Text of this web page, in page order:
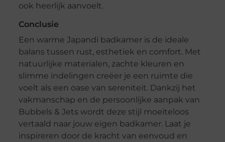
ook heerlijk aanvoelt.
Conclusie
Een warme Japandi badkamer is de ideale
balans tussen rust, esthetiek en comfort. Met
natuurlijke materialen, zachte kleuren en
slimme indelingen creëer je een ruimte die
voelt als een oase van sereniteit. Dankzij het
vakmanschap en de persoonlijke aanpak van
Bubbels & Jets wordt deze stijl moeiteloos
vertaald naar jouw eigen badkamer. Laat je
inspireren door de kracht van eenvoud en